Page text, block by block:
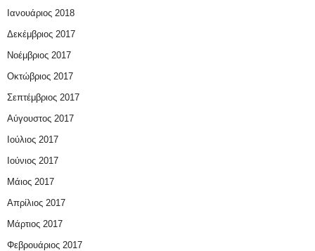
Ιανουάριος 2018
Δεκέμβριος 2017
Νοέμβριος 2017
Οκτώβριος 2017
Σεπτέμβριος 2017
Αύγουστος 2017
Ιούλιος 2017
Ιούνιος 2017
Μάιος 2017
Απρίλιος 2017
Μάρτιος 2017
Φεβρουάριος 2017